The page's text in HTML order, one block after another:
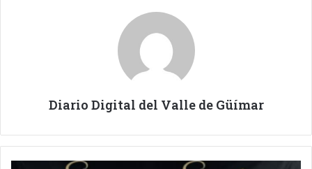
Diario Digital del Valle de Güímar